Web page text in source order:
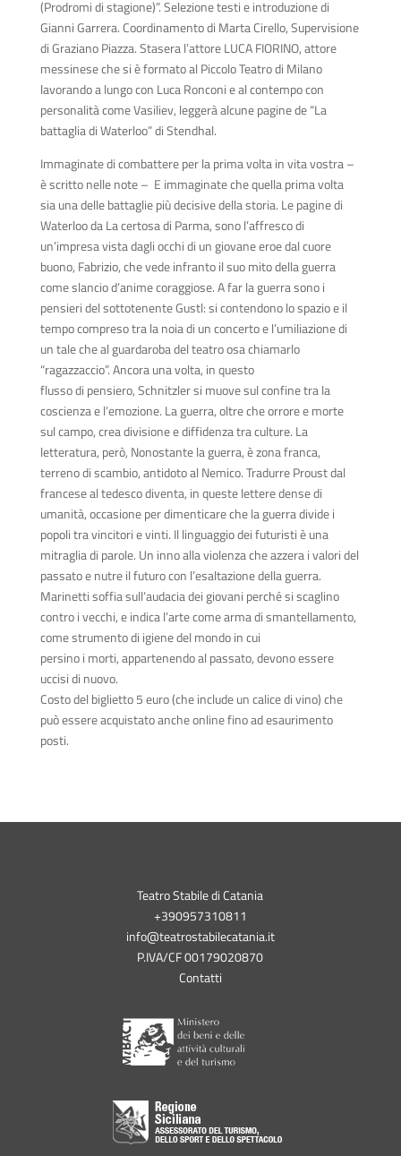
(Prodromi di stagione)”. Selezione testi e introduzione di
Gianni Garrera. Coordinamento di Marta Cirello, Supervisione
di Graziano Piazza. Stasera l’attore LUCA FIORINO, attore
messinese che si è formato al Piccolo Teatro di Milano
lavorando a lungo con Luca Ronconi e al contempo con
personalità come Vasiliev, leggerà alcune pagine de “La
battaglia di Waterloo” di Stendhal.
Immaginate di combattere per la prima volta in vita vostra –
è scritto nelle note – E immaginate che quella prima volta
sia una delle battaglie più decisive della storia. Le pagine di
Waterloo da La certosa di Parma, sono l’affresco di
un’impresa vista dagli occhi di un giovane eroe dal cuore
buono, Fabrizio, che vede infranto il suo mito della guerra
come slancio d’anime coraggiose. A far la guerra sono i
pensieri del sottotenente Gustl: si contendono lo spazio e il
tempo compreso tra la noia di un concerto e l’umiliazione di
un tale che al guardaroba del teatro osa chiamarlo
“ragazzaccio”. Ancora una volta, in questo
flusso di pensiero, Schnitzler si muove sul confine tra la
coscienza e l’emozione. La guerra, oltre che orrore e morte
sul campo, crea divisione e diffidenza tra culture. La
letteratura, però, Nonostante la guerra, è zona franca,
terreno di scambio, antidoto al Nemico. Tradurre Proust dal
francese al tedesco diventa, in queste lettere dense di
umanità, occasione per dimenticare che la guerra divide i
popoli tra vincitori e vinti. Il linguaggio dei futuristi è una
mitraglia di parole. Un inno alla violenza che azzera i valori del
passato e nutre il futuro con l’esaltazione della guerra.
Marinetti soffia sull’audacia dei giovani perché si scaglino
contro i vecchi, e indica l’arte come arma di smantellamento,
come strumento di igiene del mondo in cui
persino i morti, appartenendo al passato, devono essere
uccisi di nuovo.
Costo del biglietto 5 euro (che include un calice di vino) che
può essere acquistato anche online fino ad esaurimento
posti.
Teatro Stabile di Catania
+390957310811
info@teatrostabilecatania.it
P.IVA/CF 00179020870
Contatti